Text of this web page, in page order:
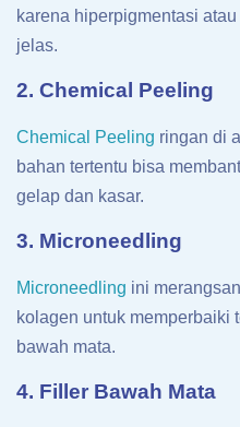
karena hiperpigmentasi
jelas.
2. Chemical Peeling
Chemical Peeling ringan di
bahan tertentu bisa
gelap dan kasar.
3. Microneedling
Microneedling ini
kolagen untuk memperbaiki
bawah mata.
4. Filler Bawah Mata